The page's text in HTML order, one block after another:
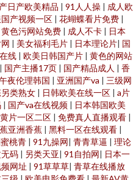
日产欧美精品 | 91人人操 | 成人欧
产视频一区 | 花蝴蝶看片免费 |
黄色污网站免费 | 成人不卡 | 日本
| 美女福利毛片 | 日本理论片| 国
线 | 欧美日韩国产片 | 黄色的网站
| 国产主播17页 | 国产精品成人 | 香
夜伦理韩国 | 亚洲国产va | 三级网
类熟女 | 日韩欧美在线一区 | a片
| 国产va在线视频 | 日本韩国欧美
片一区二区 | 免费真人直播观看 |
亚洲香蕉 | 黑料一区在线观看 |
桃青 | 91九操网| 青青草逼 | 理论
码 | 另类天亚| 91自拍网| 日本一
网址 | 91草草草| 青草在线播放